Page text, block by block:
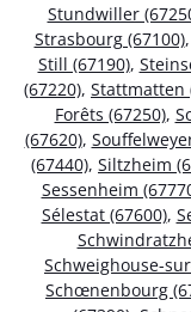
Stundwiller
Strasbourg (67100),
Still (67190),
(67220), Stattmatten
Forêts (67250),
(67620),
(67440), Siltzheim
Sessenheim
Sélestat (67600),
Schweighouse-
Schœnenbourg